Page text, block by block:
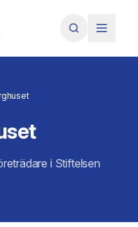
i Stiftelsen